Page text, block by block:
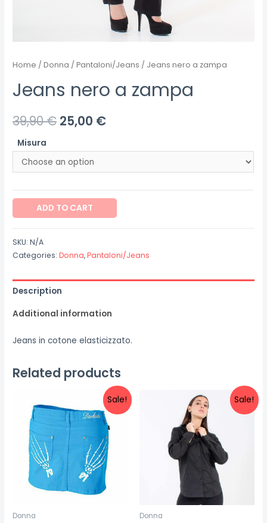
Home /Donna /Pantaloni/Jeans / Jeans nero a zampa
Jeans nero a zampa
39,90€ 25,00 €
Misura
nero
zampa
ADD TO CART
SKU:N/A
Categories:Donna,Pantaloni/Jeans
Description
Additional information
Jeans in cotone elasticizzato.
Related products
Sale!
Donna
Sale!
Donna